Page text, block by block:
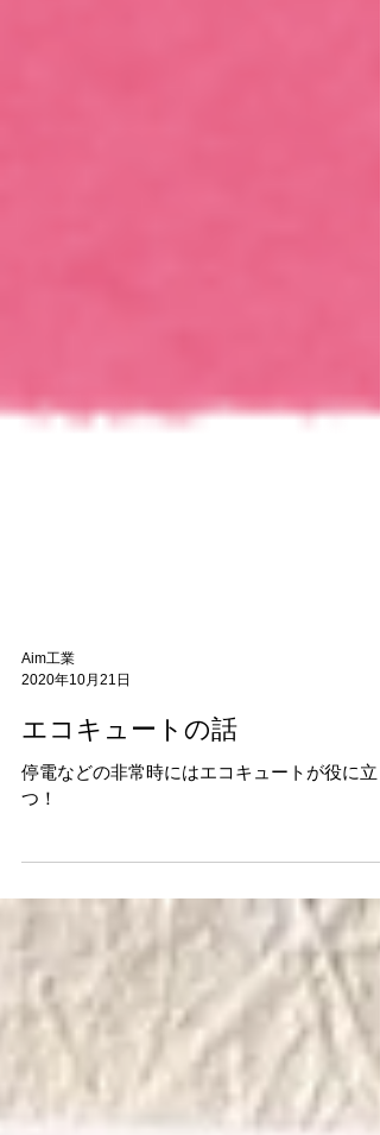
Aim工業
2020年10月21日
エコキュートの話
停電などの非常時にはエコキュートが役に立